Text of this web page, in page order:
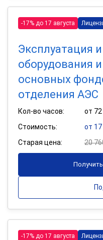
-17% до 17 августа
Эксплуатация
оборудования
основных
отделения АЭС
Кол-во часов:
от 72
Стоимость:
от 17
Старая цена:
20
-17% до 17 августа